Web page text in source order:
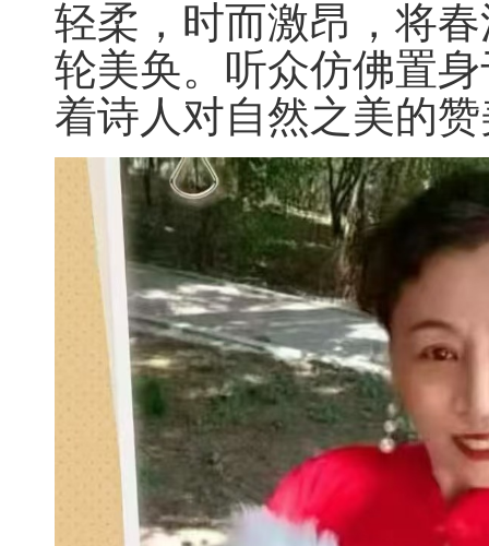
轻柔，时而激昂，将
轮美奂。听众仿佛置
着诗人对自然之美的